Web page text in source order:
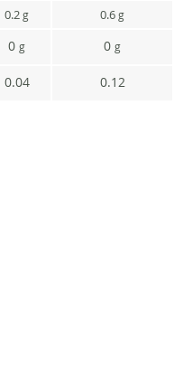
0.2g 0.6g
0 g 0 g
0.04 0.12